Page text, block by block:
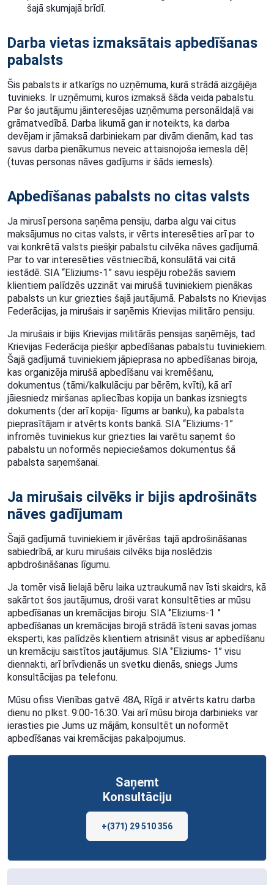
šajā skumjajā brīdī.
Darba vietas izmaksātais apbedīšanas
pabalsts
Šis pabalsts ir atkarīgs no uzņēmuma, kurā strādā aizgājēja
tuvinieks. Ir uzņēmumi, kuros izmaksā šāda veida pabalstu.
Par šo jautājumu jāinteresējas uzņēmuma personāldaļā vai
grāmatvedībā. Darba likumā gan ir noteikts, ka darba
devējam ir jāmaksā darbiniekam par divām dienām, kad tas
savus darba pienākumus neveic attaisnojoša iemesla dēļ
(tuvas personas nāves gadījums ir šāds iemesls).
Apbedīšanas pabalsts no citas valsts
Ja mirusī persona saņēma pensiju, darba algu vai citus
maksājumus no citas valsts, ir vērts interesēties arī par to
vai konkrētā valsts piešķir pabalstu cilvēka nāves gadījumā.
Par to var interesēties vēstniecībā, konsulātā vai citā
iestādē. SIA “Eliziums-1” savu iespēju robežās saviem
klientiem palīdzēs uzzināt vai mirušā tuviniekiem pienākas
pabalsts un kur griezties šajā jautājumā. Pabalsts no Krievijas
Federācijas, ja mirušais ir saņēmis Krievijas militāro pensiju.
Ja mirušais ir bijis Krievijas militārās pensijas saņēmējs, tad
Krievijas Federācija piešķir apbedīšanas pabalstu tuviniekiem.
Šajā gadījumā tuviniekiem jāpieprasa no apbedīšanas biroja,
kas organizēja mirušā apbedīšanu vai kremēšanu,
dokumentus (tāmi/kalkulāciju par bērēm, kvīti), kā arī
jāiesniedz miršanas apliecības kopija un bankas izsniegts
dokuments (der arī kopija- līgums ar banku), ka pabalsta
pieprasītājam ir atvērts konts bankā. SIA “Eliziums-1”
infromēs tuviniekus kur griezties lai varētu saņemt šo
pabalstu un noformēs nepieciešamos dokumentus šā
pabalsta saņemšanai.
Ja mirušais cilvēks ir bijis apdrošināts
nāves gadījumam
Šajā gadījumā tuviniekiem ir jāvēršas tajā apdrošināšanas
sabiedrībā, ar kuru mirušais cilvēks bija noslēdzis
apbdrošināšanas līgumu.
Ja tomēr visā lielajā bēru laika uztraukumā nav īsti skaidrs, kā
sakārtot šos jautājumus, droši varat konsultēties ar mūsu
apbedīšanas un kremācijas biroju. SIA ‘’Eliziums-1 ”
apbedīšanas un kremācijas birojā strādā īsteni savas jomas
eksperti, kas palīdzēs klientiem atrisināt visus ar apbedīšanu
un kremāciju saistītos jautājumus. SIA ‘’Eliziums- 1’’ visu
diennakti, arī brīvdienās un svetku dienās, sniegs Jums
konsultācijas pa telefonu.
Mūsu ofiss Vienības gatvē 48A, Rīgā ir atvērts katru darba
dienu no plkst. 9:00-16:30. Vai arī mūsu biroja darbinieks var
ierasties pie Jums uz mājām, konsultēt un noformēt
apbedīšanas vai kremācijas pakalpojumus.
Saņemt
Konsultāciju
+(371) 29 510 356